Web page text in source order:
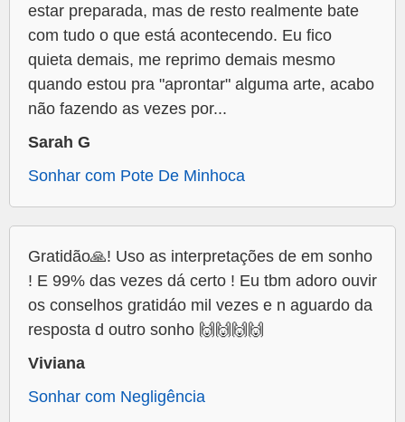
estar preparada, mas de resto realmente bate
com tudo o que está acontecendo. Eu fico
quieta demais, me reprimo demais mesmo
quando estou pra "aprontar" alguma arte, acabo
não fazendo as vezes por...
Sarah G
Sonhar com Pote De Minhoca
Gratidão🙏! Uso as interpretações de em sonho
! E 99% das vezes dá certo ! Eu tbm adoro ouvir
os conselhos gratidáo mil vezes e n aguardo da
resposta d outro sonho 🙌🙌🙌🙌
Viviana
Sonhar com Negligência